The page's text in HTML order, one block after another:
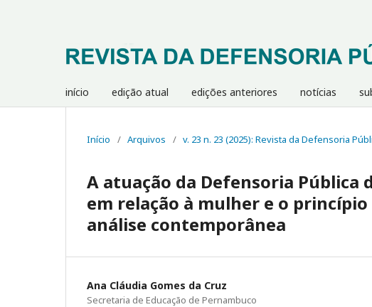
início edição atual edições anteriores notícias
Início / Arquivos / v. 23 n. 23 (2025): Revista da Defensoria
A atuação da Defensoria Pública
em relação à mulher e o
análise contemporânea
Ana Cláudia Gomes da Cruz
Secretaria de Educação de Pernambuco